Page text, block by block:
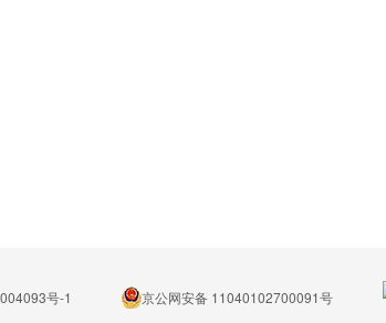
号-1
京公网安备 11040102700091号